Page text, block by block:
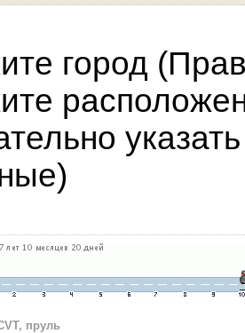
город
пруль